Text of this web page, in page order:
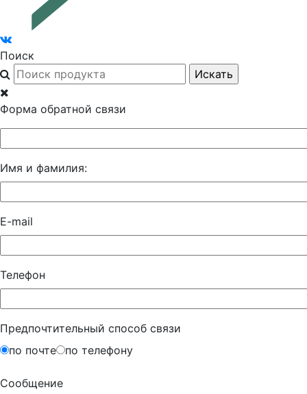
Поиск
Форма обратной связи
Имя и фамилия:
E-mail
Телефон
Предпочтительный способ связи
по почте
по телефону
Сообщение